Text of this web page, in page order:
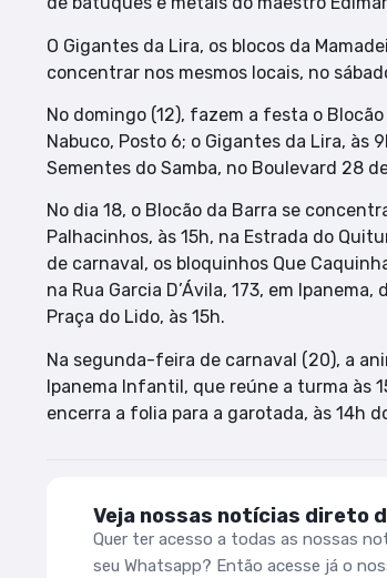
O Gigantes da Lira, os blocos da
concentrar nos mesmos locais, no
No domingo (12), fazem a festa o
Nabuco, Posto 6; o Gigantes da Lira, às
Sementes do Samba, no Boulevard 28
No dia 18, o Blocão da Barra se
Palhacinhos, às 15h, na Estrada do
de carnaval, os bloquinhos Que
na Rua Garcia D’Ávila, 173, em
Praça do Lido, às 15h.
Na segunda-feira de carnaval (20), a
Ipanema Infantil, que reúne a turma às
encerra a folia para a garotada, às 14h
Veja nossas notícias direto
Quer ter acesso a todas as nossas
seu Whatsapp? Então acesse já o